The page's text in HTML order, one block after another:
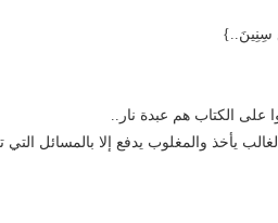
سِنِينَ..}
على الكتاب هم عبدة نار..
يأخذ والمغلوب يدفع إلا بالمسائل التي